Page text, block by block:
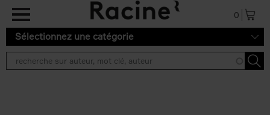
Aller au contenu principal
0
Sélectionnez une catégorie